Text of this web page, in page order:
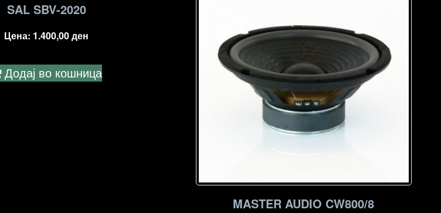
SAL SBV-2020
Цена: 1.400,00ден
Додај во кошница
MASTER AUDIO CW800/8